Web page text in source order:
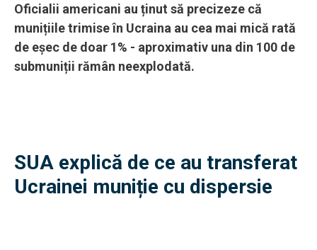
Oficialii americani au ținut să precizeze că
munițiile trimise în Ucraina au cea mai mică rată
de eșec de doar 1% - aproximativ una din 100 de
submuniții rămân neexplodată.
SUA explică de ce au transferat
Ucrainei muniție cu dispersie